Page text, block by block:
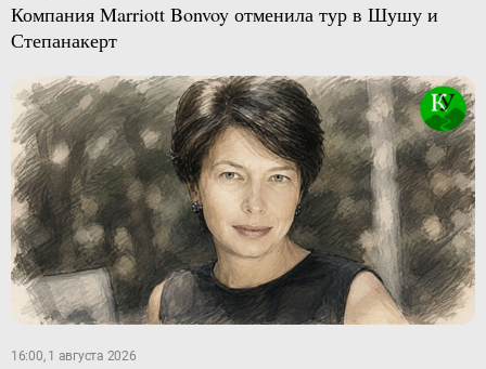
Компания Marriott Bonvoy отменила тур в Шушу и
Степанакерт
16:00, 1 августа 2026